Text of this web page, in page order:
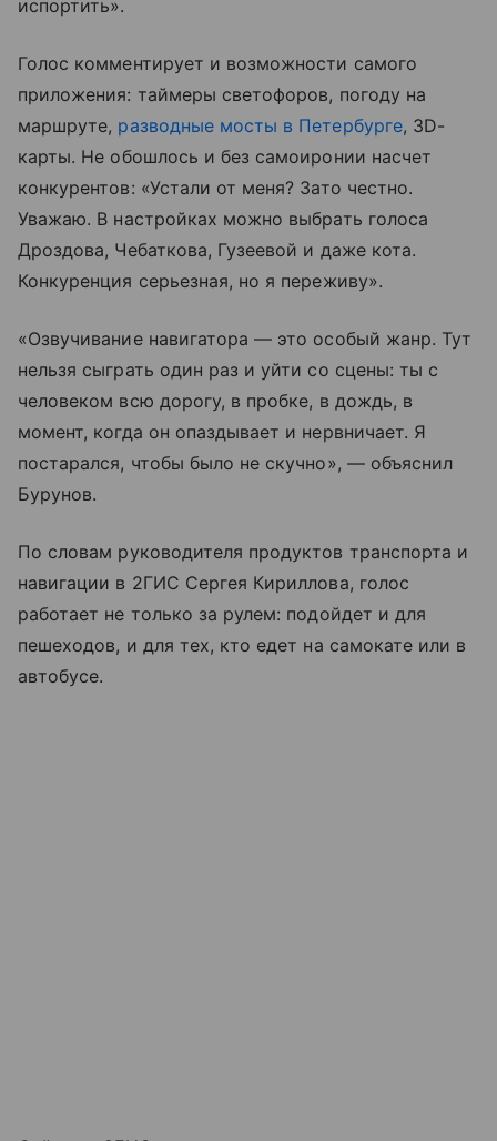
испортить».
Голос комментирует и возможности самого
приложения: таймеры светофоров, погоду на
маршруте, разводные мосты в Петербурге, 3D-
карты. Не обошлось и без самоиронии насчет
конкурентов: «Устали от меня? Зато честно.
Уважаю. В настройках можно выбрать голоса
Дроздова, Чебаткова, Гузеевой и даже кота.
Конкуренция серьезная, но я переживу».
«Озвучивание навигатора — это особый жанр. Тут
нельзя сыграть один раз и уйти со сцены: ты с
человеком всю дорогу, в пробке, в дождь, в
момент, когда он опаздывает и нервничает. Я
постарался, чтобы было не скучно», — объяснил
Бурунов.
По словам руководителя продуктов транспорта и
навигации в 2ГИС Сергея Кириллова, голос
работает не только за рулем: подойдет и для
пешеходов, и для тех, кто едет на самокате или в
автобусе.